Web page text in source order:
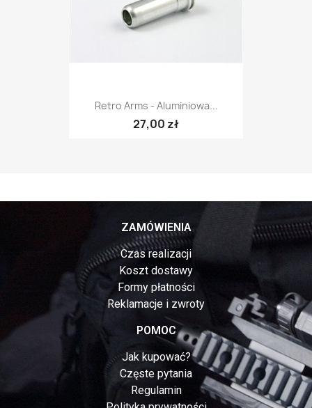
Retro Arms - Aluminiowa...
27,00 zł
ZAMÓWIENIA
Czas realizacji
Koszt dostawy
Formy płatności
Reklamacje i zwroty
POMOC
Jak kupować?
Częste pytania
Regulamin